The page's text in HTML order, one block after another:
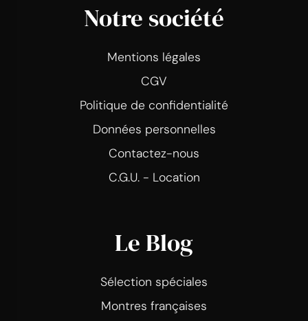
Notre société
Mentions légales
CGV
Politique de confidentialité
Données personnelles
Contactez-nous
C.G.U. - Location
Le Blog
Sélection spéciales
Montres françaises